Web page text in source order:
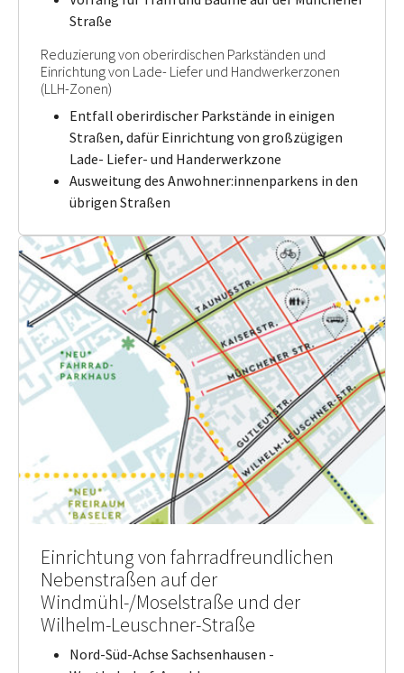
Straße
Reduzierung von oberirdischen Parkständen und
Einrichtung von Lade- Liefer und Handwerkerzonen
(LLH-Zonen)
Entfall oberirdischer Parkstände in einigen
Straßen, dafür Einrichtung von großzügigen
Lade- Liefer- und Handerwerkzone
Ausweitung des Anwohner:innenparkens in den
übrigen Straßen
Einrichtung von fahrradfreundlichen
Nebenstraßen auf der
Windmühl-/Moselstraße und der
Wilhelm-Leuschner-Straße
Nord-Süd-Achse Sachsenhausen -